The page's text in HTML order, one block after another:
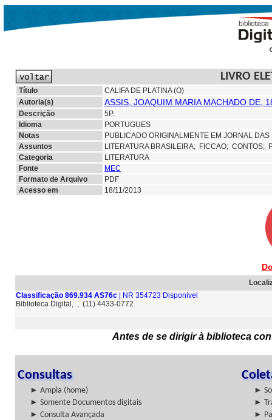
LIVRO
Título
CALIFA DE PLATINA (O)
Autoria(s)
ASSIS, JOAQUIM MARIA MACHADO DE,
Descrição
5P.
Idioma
PORTUGUES
Notas
PUBLICADO ORIGINALMENTE EM JORNAL DAS
Assuntos
LITERATURA BRASILEIRA; FICCAO; CONTOS;
Categoria
LITERATURA
Fonte
MEC
Formato de Arquivo
PDF
Acesso em
18/11/2013
Classificação 869.934 AS76c | NR 354723 Disponível
Biblioteca Digital, , (11) 4433-0772
Antes de se dirigir à biblioteca
Consultas
► Ampla (home)
►
► Somente Documentos digitais
►
► Consulta Avançada
►